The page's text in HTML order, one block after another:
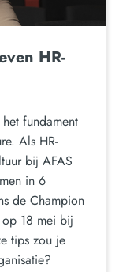
HR-
fundament
Als HR-
bij AFAS
in 6
de Champion
op 18 mei bij
tips zou je